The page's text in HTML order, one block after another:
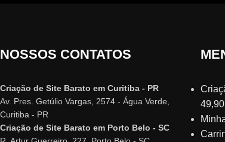
NOSSOS CONTATOS
Criação de Site Barato em Curitiba - PR
Av. Pres. Getúlio Vargas, 2574 - Água Verde,
Curitiba - PR
Criação de Site Barato em Porto Belo - SC